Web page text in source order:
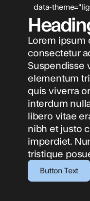
data-
Lorem ipsum
consectetur
Suspendisse
elementum
quis viverra
interdum
libero vitae
nibh et justo
imperdiet.
tristique
Button Text